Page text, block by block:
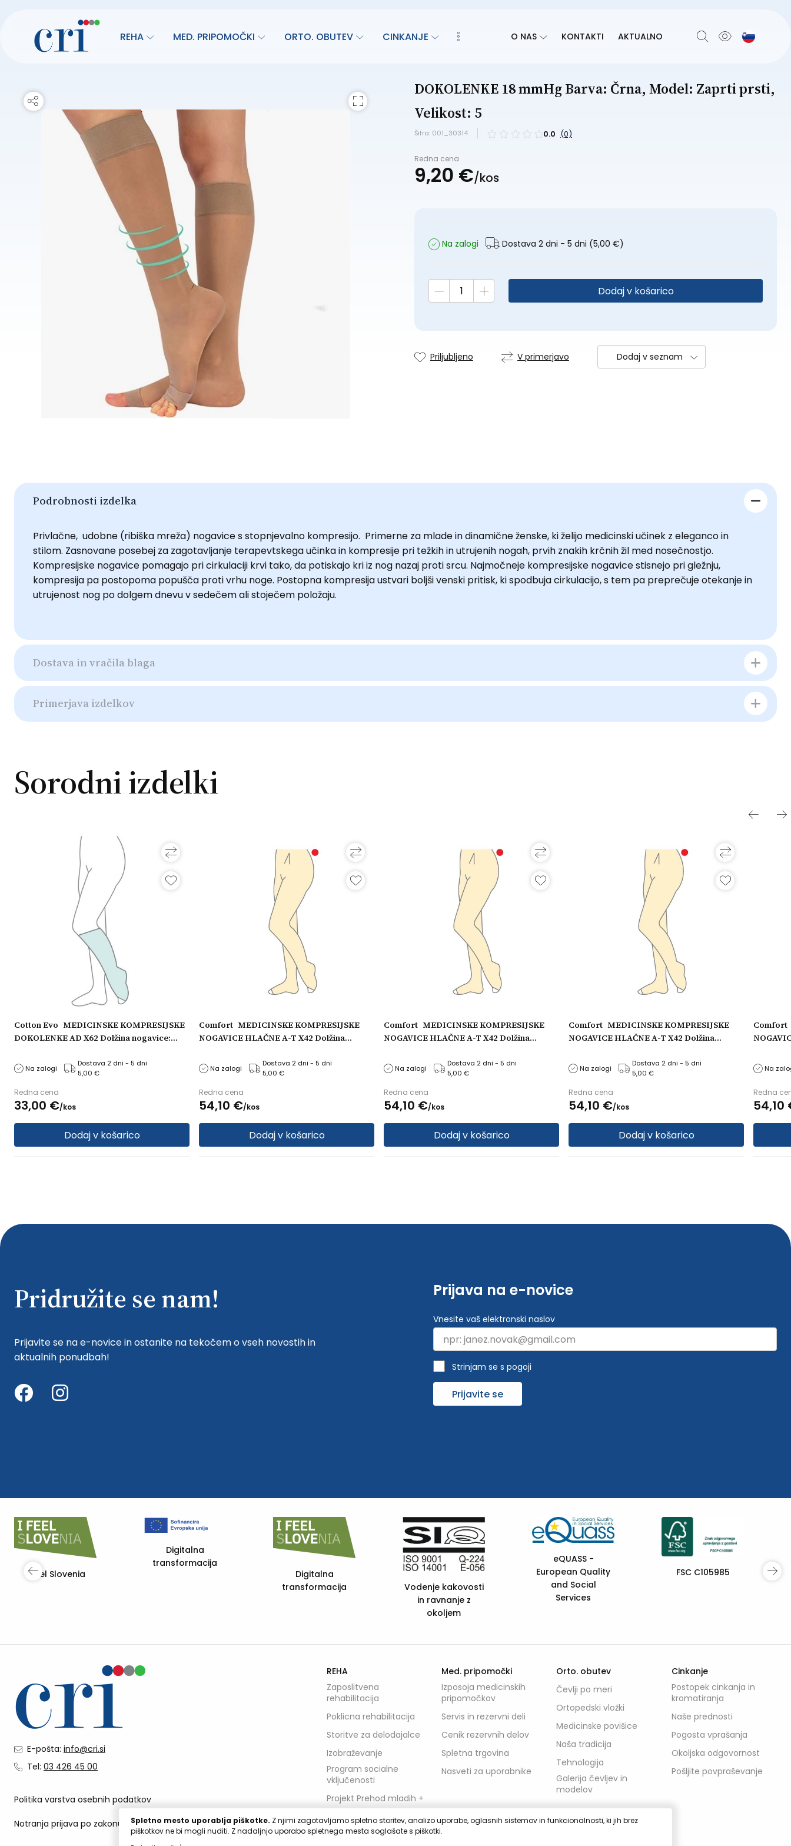
REHA MED. PRIPOMOČKI ORTO. OBUTEV CINKANJE O NAS KONTAKTI AKTUALNO
DOKOLENKE 18 mmHg Barva: Črna, Model: Zaprti prsti,
Velikost: 5
Šifra: 001_30314 0.0 (0)
Redna cena
9,20 €/kos
Na zalogi Dostava 2 dni - 5 dni (5,00 €)
Dodaj v košarico
Priljubljeno V primerjavo Dodaj v seznam
Podrobnosti izdelka
Privlačne, udobne (ribiška mreža) nogavice s stopnjevalno kompresijo. Primerne za mlade in dinamične ženske, ki želijo medicinski učinek z eleganco in
stilom. Zasnovane posebej za zagotavljanje terapevtskega učinka in kompresije pri težkih in utrujenih nogah, prvih znakih krčnih žil med nosečnostjo.
Kompresijske nogavice pomagajo pri cirkulaciji krvi tako, da potiskajo kri iz nog nazaj proti srcu. Najmočneje kompresijske nogavice stisnejo pri gležnju,
kompresija pa postopoma popušča proti vrhu noge. Postopna kompresija ustvari boljši venski pritisk, ki spodbuja cirkulacijo, s tem pa preprečuje otekanje in
utrujenost nog po dolgem dnevu v sedečem ali stoječem položaju.
Dostava in vračila blaga
Primerjava izdelkov
Sorodni izdelki
Cotton Evo MEDICINSKE KOMPRESIJSKE
DOKOLENKE AD X62 Dolžina nogavice:
Razred kompresije: 1. razred
Na zalogi
Dostava 2 dni - 5 dni
5,00 €
Redna cena
33,00 €/kos
Dodaj v košarico
Comfort MEDICINSKE KOMPRESIJSKE
NOGAVICE HLAČNE A-T X42 Dolžina
nogavice: XL maksimalen, Razred
kompresije: 1. razred
Na zalogi
Dostava 2 dni - 5 dni
5,00 €
Redna cena
54,10 €/kos
Dodaj v košarico
Comfort MEDICINSKE KOMPRESIJSKE
NOGAVICE HLAČNE A-T X42 Dolžina
Obseg nogavice: XL normalen, Razred
kompresije: 1. razred
Na zalogi
Dostava 2 dni - 5 dni
5,00 €
Redna cena
54,10 €/kos
Dodaj v košarico
Comfort MEDICINSKE KOMPRESIJSKE
NOGAVICE HLAČNE A-T X42 Dolžina
nogavice: XL maksimalen, Razred
kompresije: 1. razred
Na zalogi
Dostava 2 dni - 5 dni
5,00 €
Redna cena
54,10 €/kos
Dodaj v košarico
Comfort
Obseg
Na
Redna
54,10
Pridružite se nam!
Prijavite se na e-novice in ostanite na tekočem o vseh novostih in
aktualnih ponudbah!
Prijava na e-novice
Vnesite vaš elektronski naslov
Strinjam se s pogoji
Prijavite se
eQUASS -
European Quality
FSC C105985
E-pošta: info@cri.si
Tel: 03 426 45 00
Politika varstva osebnih podatkov
Notranja prijava po zakonu o zaščiti prijaviteljev
REHA
Zaposlitvena
rehabilitacija
Poklicna rehabilitacija
Storitve za delodajalce
Izobraževanje
Program socialne
vključenosti
Projekt Prehod mladih +
Med. pripomočki
Izposoja medicinskih
pripomočkov
Servis in rezervni deli
Cenik rezervnih delov
Spletna trgovina
Nasveti za uporabnike
Orto. obutev
Čevlji po meri
Ortopedski vložki
Medicinske povišice
Naša tradicija
Tehnologija
Galerija čevljev in
modelov
Cinkanje
Postopek cinkanja in
kromatiranja
Naše prednosti
Pogosta vprašanja
Okoljska odgovornost
Pošljite povpraševanje
Pohištvo
Spletno mesto uporablja piškotke. Z njimi zagotavljamo spletno storitev, analizo uporabe, oglasnih sistemov in funkcionalnosti, ki jih brez
piškotkov ne bi mogli nuditi. Z nadaljnjo uporabo spletnega mesta soglašate s piškotki.